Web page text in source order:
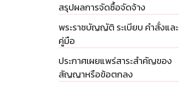
สรุปผลการจัดซื้อจัดจ้าง
พระราชบัญญัติ ระเบียบ คำสั่งและ
คู่มือ
ประกาศเผยแพร่สาระสำคัญของ
สัญญาหรือข้อตกลง